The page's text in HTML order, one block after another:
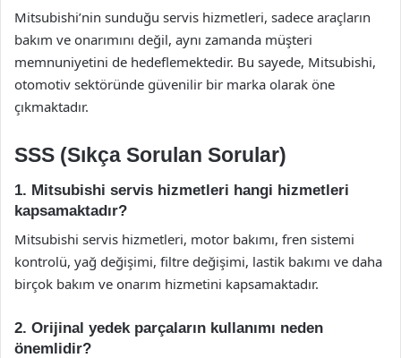
Mitsubishi’nin sunduğu servis hizmetleri, sadece araçların
bakım ve onarımını değil, aynı zamanda müşteri
memnuniyetini de hedeflemektedir. Bu sayede, Mitsubishi,
otomotiv sektöründe güvenilir bir marka olarak öne
çıkmaktadır.
SSS (Sıkça Sorulan Sorular)
1. Mitsubishi servis hizmetleri hangi hizmetleri
kapsamaktadır?
Mitsubishi servis hizmetleri, motor bakımı, fren sistemi
kontrolü, yağ değişimi, filtre değişimi, lastik bakımı ve daha
birçok bakım ve onarım hizmetini kapsamaktadır.
2. Orijinal yedek parçaların kullanımı neden
önemlidir?